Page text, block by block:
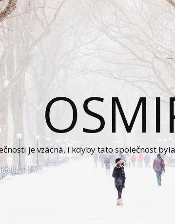
je vzácná, i kdyby tato společnost